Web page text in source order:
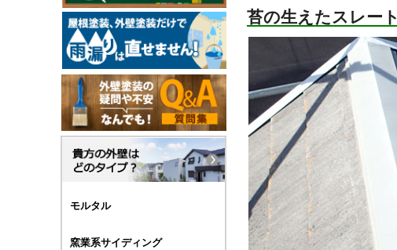
モルタル
窯業系サイディング
苔の生えたスレート